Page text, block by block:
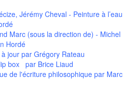
Jérémy Cheval - Peinture à l’eau
Marc (sous la direction de) - Michel
Hordé
jour par Grégory Rateau
box par Brice Liaud
de l'écriture philosophique par Marc